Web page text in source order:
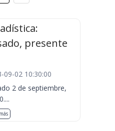
presente
09-02 10:30:00
2 de septiembre,